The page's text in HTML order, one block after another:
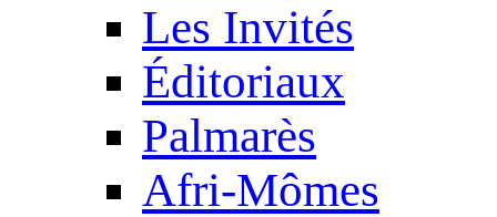
Les Invités
Éditoriaux
Palmarès
Afri-Mômes